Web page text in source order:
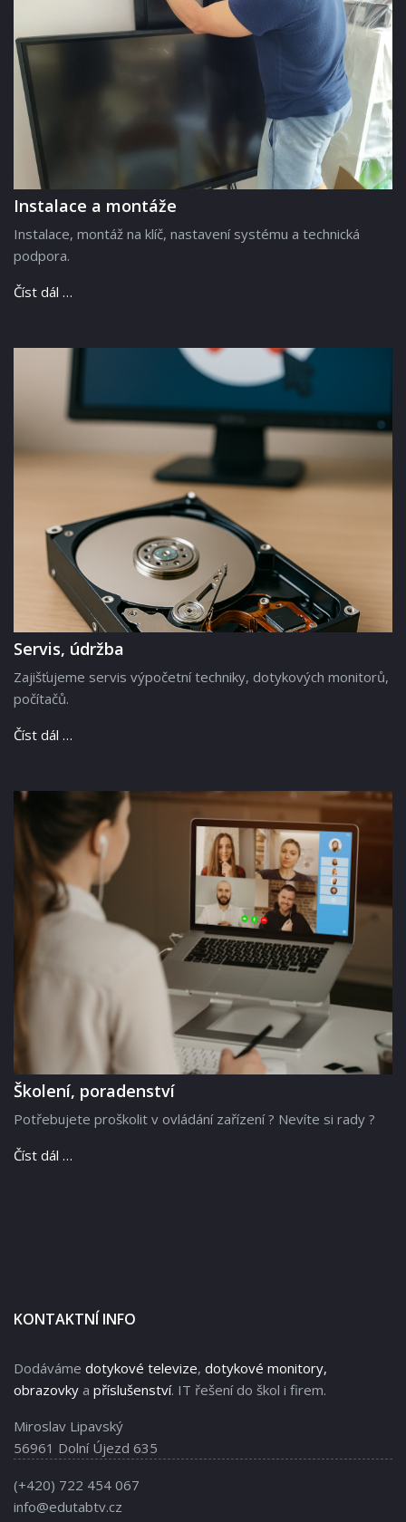
Instalace a montáže
Instalace, montáž na klíč, nastavení systému a technická
podpora.
Číst dál …
Servis, údržba
Zajišťujeme servis výpočetní techniky, dotykových monitorů,
počítačů.
Číst dál …
Školení, poradenství
Potřebujete proškolit v ovládání zařízení ? Nevíte si rady ?
Číst dál …
KONTAKTNÍ INFO
Dodáváme dotykové televize, dotykové monitory,
obrazovky a příslušenství. IT řešení do škol i firem.
Miroslav Lipavský
56961 Dolní Újezd 635
(+420) 722 454 067
info@edutabtv.cz